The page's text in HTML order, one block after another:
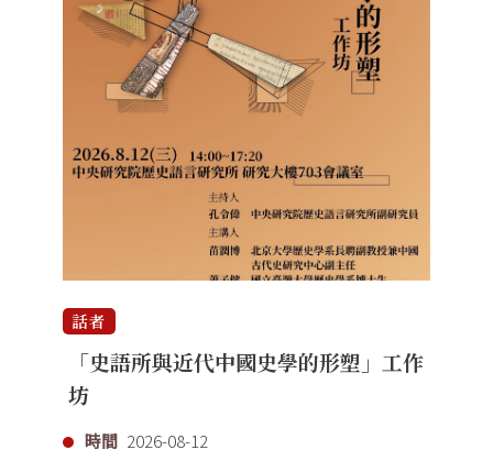
話者
「史語所與近代中國史學的形塑」工作
坊
時間 2026-08-12